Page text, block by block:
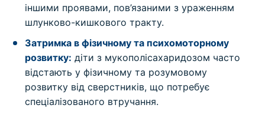
іншими проявами, пов’язаними з ураженням
шлунково-кишкового тракту.
Затримка в фізичному та психомоторному
розвитку: діти з мукополісахаридозом часто
відстають у фізичному та розумовому
розвитку від сверстників, що потребує
спеціалізованого втручання.